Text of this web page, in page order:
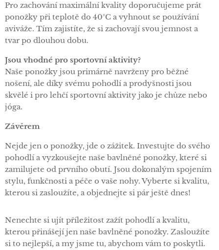
Pro zachování maximální kvality doporučujeme prát
ponožky při teplotě do 40°C a vyhnout se používání
aviváže. Tím zajistíte, že si zachovají svou jemnost a
tvar po dlouhou dobu.
Jsou vhodné pro sportovní aktivity?
Naše ponožky jsou primárně navrženy pro běžné
nošení, ale díky svému pohodlí a prodyšnosti jsou
skvělé i pro lehčí sportovní aktivity jako je chůze nebo
jóga.
Závěrem
Nejde jen o ponožky, jde o zážitek. Investujte do svého
pohodlí a vyzkoušejte naše bavlněné ponožky, které si
zamilujete od prvního obutí. Jsou dokonalým spojením
stylu, funkčnosti a péče o vaše nohy. Vyberte si kvalitu,
kterou si zasloužíte, a objednejte si pár ještě dnes!
Nenechte si ujít příležitost zažít pohodlí a kvalitu,
kterou přinášejí jen naše bavlněné ponožky. Zasloužíte
si to nejlepší, a my jsme tu, abychom vám to poskytli.